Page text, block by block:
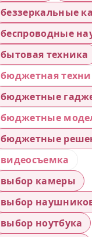
беззеркальные
беспроводные
бытовая техника
бюджетная
бюджетные
бюджетные
бюджетные
видеосъемка
выбор камеры
выбор
выбор ноутбука